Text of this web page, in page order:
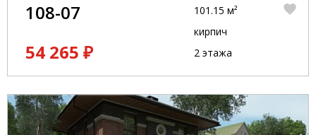
108-07
54 265 ₽
101.15 м²
кирпич
2 этажа